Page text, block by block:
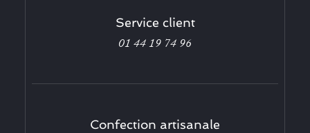
Service client
01 44 19 74 96
Confection artisanale